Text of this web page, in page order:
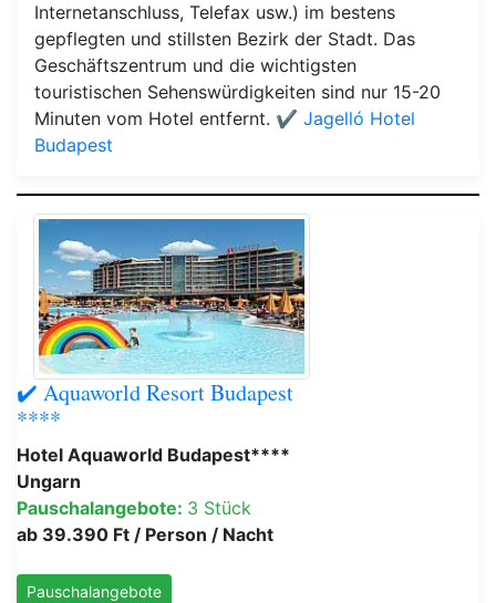
Internetanschluss, Telefax usw.) im bestens
gepflegten und stillsten Bezirk der Stadt. Das
Geschäftszentrum und die wichtigsten
touristischen Sehenswürdigkeiten sind nur 15-20
Minuten vom Hotel entfernt. ✔️ Jagelló Hotel
Budapest
✔️ Aquaworld Resort Budapest
****
Hotel Aquaworld Budapest****
Ungarn
Pauschalangebote: 3 Stück
ab 39.390 Ft / Person / Nacht
Pauschalangebote